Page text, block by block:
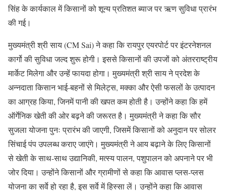
सिंह के कार्यकाल में किसानों को शून्य प्रतिशत ब्याज पर ऋण सुविधा प्रारंभ
की गई।
मुख्यमंत्री श्री साय (CM Sai) ने कहा कि रायपुर एयरपोर्ट पर इंटरनेशनल
कार्गो की सुविधा जल्द शुरू होगी। इससे किसानों की उपजों को अंतरराष्ट्रीय
मार्केट मिलेगा और उन्हें फायदा होगा। मुख्यमंत्री श्री साय ने प्रदेश के
अन्नदाता किसान भाई-बहनों से मिलेट्स, मक्का और ऐसी फसलों के उत्पादन
का आग्रह किया, जिनमें पानी की खपत कम होती है। उन्होंने कहा कि हमें
ऑर्गेनिक खेती की ओर बढ़ने की जरूरत है। मुख्यमंत्री ने कहा कि सौर
सुजला योजना पुनः प्रारंभ की जाएगी, जिसमें किसानों को अनुदान पर सोलर
सिंचाई पंप उपलब्ध कराए जाएंगे। मुख्यमंत्री ने आय बढ़ाने के लिए किसानों
से खेती के साथ-साथ उद्यानिकी, मत्स्य पालन, पशुपालन को अपनाने पर भी
जोर दिया। उन्होंने किसानों और ग्रामीणों से कहा कि आवास प्लस-प्लस
योजना का सर्वे हो रहा है, इस सर्वे में हिस्सा लें। उन्होंने कहा कि आवास